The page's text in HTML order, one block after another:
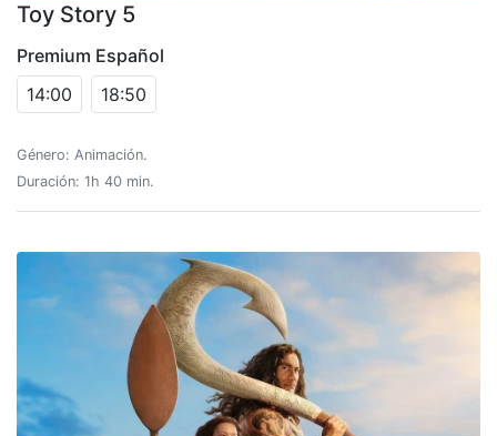
Toy Story 5
Premium Español
14:00
18:50
Género: Animación.
Duración: 1h 40 min.